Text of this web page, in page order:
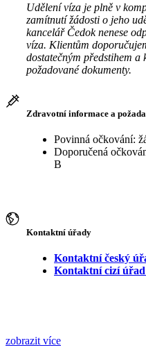
Udělení víza je plně v
zamítnutí žádosti o jeho
kancelář Čedok nenese
víza. Klientům
dostatečným předstihem a
požadované dokumenty.
Zdravotní informace a
Povinná očkování:
Doporučená
B
Kontaktní úřady
Kontaktní český
Kontaktní cizí
zobrazit více